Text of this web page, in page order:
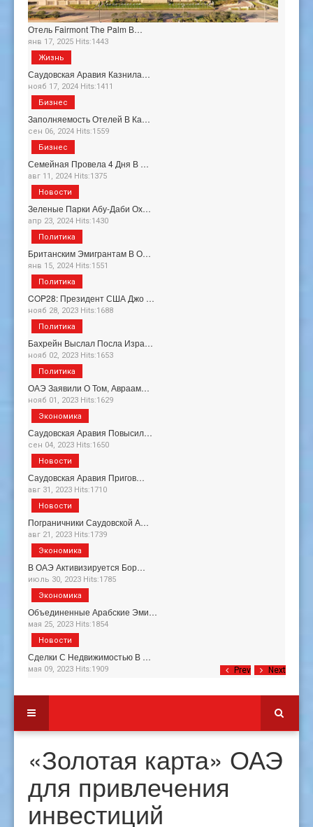
Prev Next
Отель Fairmont The Palm В…
янв 17, 2025 Hits:1443
Саудовская Аравия Казнила…
нояб 17, 2024 Hits:1411
Жизнь
Заполняемость Отелей В Ка…
сен 06, 2024 Hits:1559
Бизнес
Семейная Провела 4 Дня В …
авг 11, 2024 Hits:1375
Бизнес
Зеленые Парки Абу-Даби Ох…
апр 23, 2024 Hits:1430
Новости
Британским Эмигрантам В О…
янв 15, 2024 Hits:1551
Политика
COP28: Президент США Джо …
нояб 28, 2023 Hits:1688
Политика
Бахрейн Выслал Посла Изра…
нояб 02, 2023 Hits:1653
Политика
ОАЭ Заявили О Том, Авраам…
нояб 01, 2023 Hits:1629
Политика
Саудовская Аравия Повысил…
сен 04, 2023 Hits:1650
Экономика
Саудовская Аравия Пригов…
авг 31, 2023 Hits:1710
Новости
Пограничники Саудовской А…
авг 21, 2023 Hits:1739
Новости
В ОАЭ Активизируется Бор…
июль 30, 2023 Hits:1785
Экономика
Объединенные Арабские Эми…
мая 25, 2023 Hits:1854
Экономика
Сделки С Недвижимостью В …
мая 09, 2023 Hits:1909
Новости
«Золотая карта» ОАЭ
для привлечения
инвестиций